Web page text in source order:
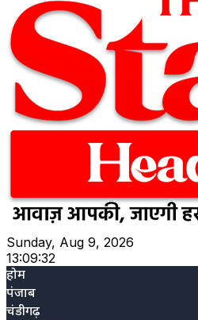
Sunday, Aug 9, 2026
13:09:33
होम
पंजाब
चंडीगढ़